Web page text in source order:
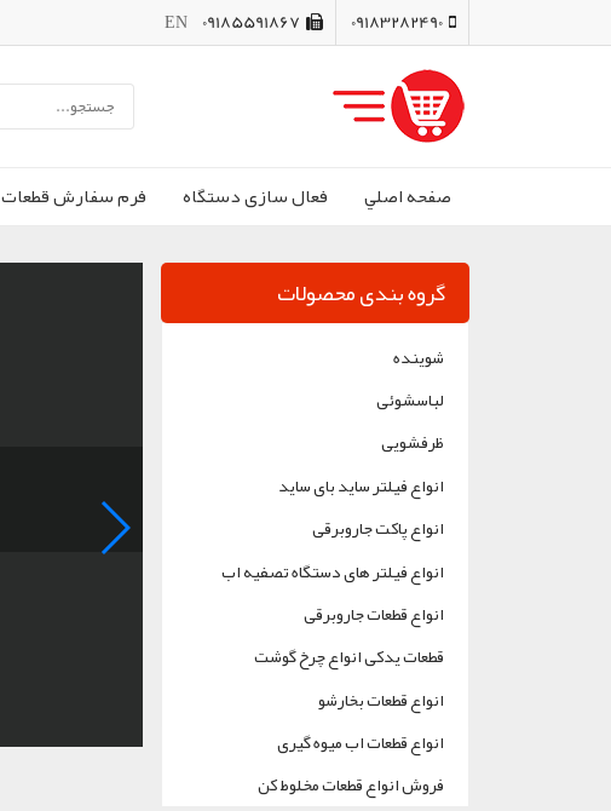
09183282490
09185591867
EN
صفحه اصلي فعال سازی دستگاه فرم سفارش قطعات
گروه بندی محصولات
شوینده
لباسشوئی
ظرفشویی
انواع فیلتر ساید بای ساید
انواع پاکت جاروبرقی
انواع فیلتر های دستگاه تصفیه اب
انواع قطعات جاروبرقی
قطعات یدکی انواع چرخ گوشت
انواع قطعات بخارشو
انواع قطعات اب میوه گیری
فروش انواع قطعات مخلوط کن